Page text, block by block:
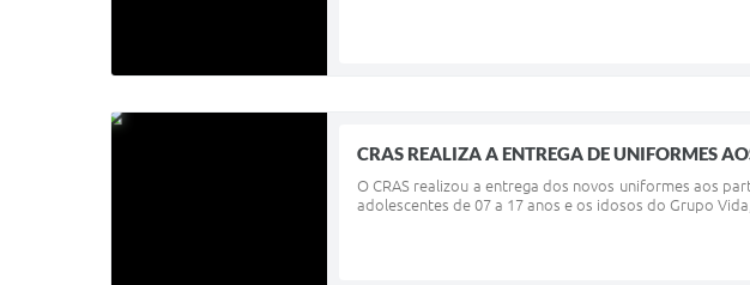
CRAS REALIZA A ENTREGA DE UNIFORMES
O CRAS realizou a entrega dos novos uniformes aos
adolescentes de 07 a 17 anos e os idosos do Grupo